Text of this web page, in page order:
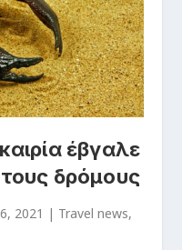
έβγαλε
δρόμους
2021 | Travel news,